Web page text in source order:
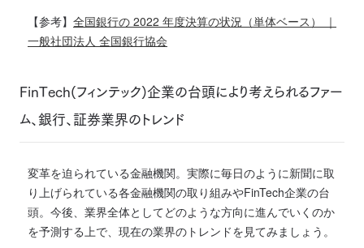
【参考】 全国銀行の 2022 年度決算の状況（単体ベース） ｜
一般社団法人 全国銀行協会
FinTech(フィンテック)企業の台頭により考えられるファー
ム、銀行、証券業界のトレンド
変革を迫られている金融機関。実際に毎日のように新聞に取
り上げられている各金融機関の取り組みやFinTech企業の台
頭。今後、業界全体としてどのような方向に進んでいくのか
を予測する上で、現在の業界のトレンドを見てみましょう。